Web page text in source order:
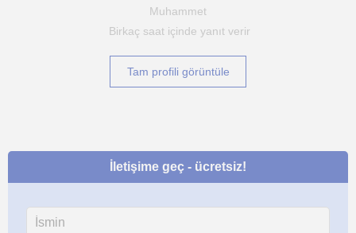
Muhammet
Birkaç saat içinde yanıt verir
Tam profili görüntüle
İletişime geç - ücretsiz!